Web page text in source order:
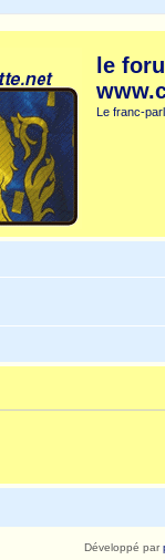
le
Le franc-
Développé par